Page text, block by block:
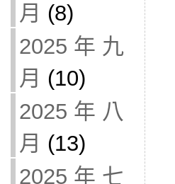
月 (8)
2025 年 九
月 (10)
2025 年 八
月 (13)
2025 年 七